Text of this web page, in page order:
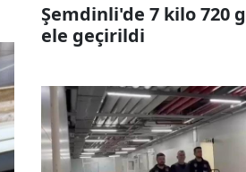
Şemdinli'de 7 kilo 720
ele geçirildi